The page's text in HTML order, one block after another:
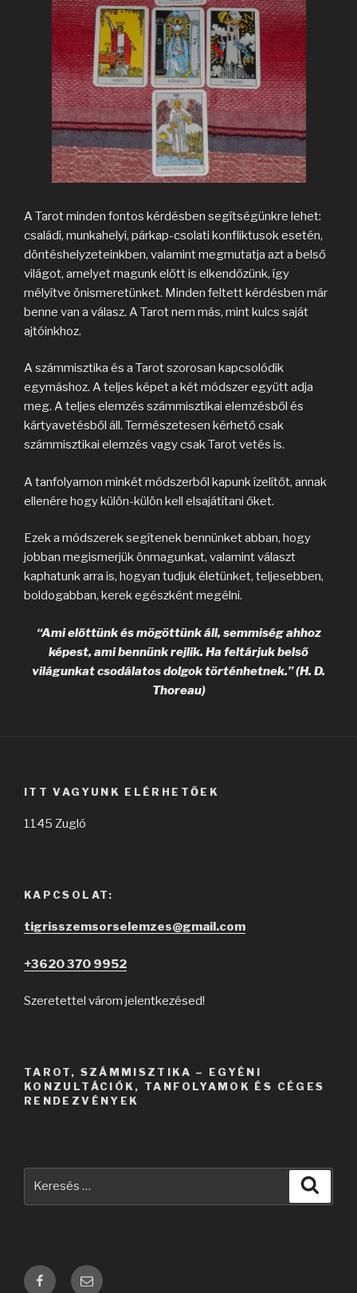
A Tarot minden fontos kérdésben segítségünkre lehet:
családi, munkahelyi, párkap-csolati konfliktusok esetén,
döntéshelyzeteinkben, valamint megmutatja azt a belső
világot, amelyet magunk előtt is elkendőzünk, így
mélyítve önismeretünket. Minden feltett kérdésben már
benne van a válasz. A Tarot nem más, mint kulcs saját
ajtóinkhoz.
A számmisztika és a Tarot szorosan kapcsolódik
egymáshoz. A teljes képet a két módszer együtt adja
meg. A teljes elemzés számmisztikai elemzésből és
kártyavetésből áll. Természetesen kérhető csak
számmisztikai elemzés vagy csak Tarot vetés is.
A tanfolyamon minkét módszerből kapunk ízelítőt, annak
ellenére hogy külön-külön kell elsajátítani őket.
Ezek a módszerek segítenek bennünket abban, hogy
jobban megismerjük önmagunkat, valamint választ
kaphatunk arra is, hogyan tudjuk életünket, teljesebben,
boldogabban, kerek egészként megélni.
“Ami előttünk és mögöttünk áll, semmiség ahhoz
képest, ami bennünk rejlik. Ha feltárjuk belső
világunkat csodálatos dolgok történhetnek.”(H. D.
Thoreau)
ITT VAGYUNK ELÉRHETŐEK
1145 Zugló
KAPCSOLAT:
tigrisszemsorselemzes@gmail.com
+3620 370 9952
Szeretettel várom jelentkezésed!
TAROT, SZÁMMISZTIKA – EGYÉNI
KONZULTÁCIÓK, TANFOLYAMOK ÉS CÉGES
RENDEZVÉNYEK
FacebookEmail